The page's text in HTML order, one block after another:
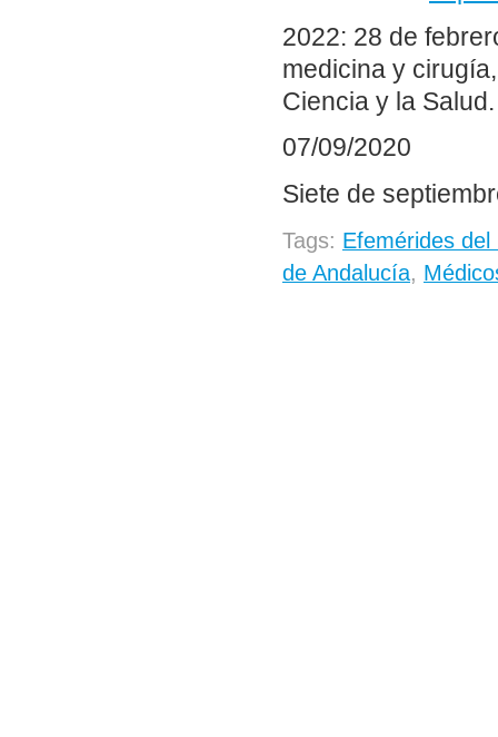
2022: 28 de
medicina y
Ciencia y la Salud.
07/09/2020
Siete de
Tags: Efemérides
de Andalucía,